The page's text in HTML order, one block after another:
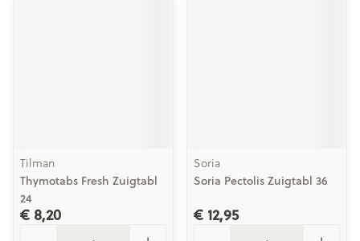
Tilman
Thymotabs Fresh Zuigtabl
24
€ 8,20
Soria
Soria Pectolis Zuigtabl 36
€ 12,95